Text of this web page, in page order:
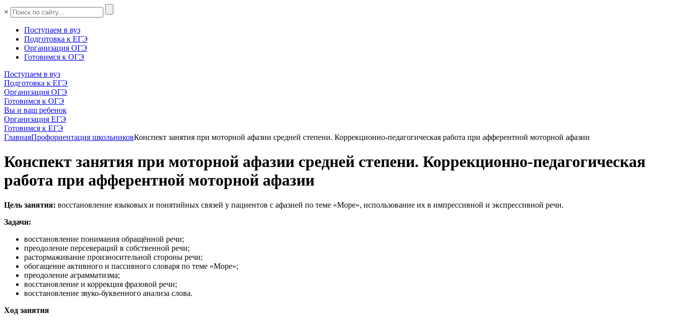
×
Поступаем в вуз
Подготовка к ЕГЭ
Организация ОГЭ
Готовимся к ОГЭ
Поступаем в вуз
Подготовка к ЕГЭ
Организация ОГЭ
Готовимся к ОГЭ
Вы и ваш ребенок
Организация ЕГЭ
Готовимся к ЕГЭ
ГлавнаяПрофориентация школьниковКонспект занятия при моторной афазии средней степени. Коррекционно-педагогическая работа при афферентной моторной афазии
Конспект занятия при моторной афазии средней степени. Коррекционно-педагогическая
работа при афферентной моторной афазии
Цель занятия: восстановление языковых и понятийных связей у пациентов с афазией по теме «Море», использование их в импрессивной и экспрессивной речи.
Задачи:
восстановление понимания обращённой речи;
преодоление персевераций в собственной речи;
растормаживание произносительной стороны речи;
обогащение активного и пассивного словаря по теме «Море»;
преодоление аграмматизма;
восстановление и коррекция фразовой речи;
восстановление звуко-буквенного анализа слова.
Ход занятия